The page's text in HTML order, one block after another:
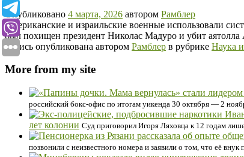
Опубликовано 4 марта, 2026 автором Рамблер
Американские и израильские военные использовали
был похищен президент Николас Мадуро и убит
Запись опубликована автором Рамблер в рубрике Наука
More from my site
российский бокс-офис по итогам уикенда 30 октября — 2
лет колонии Суд приговорил Игоря Ляховца к 12 годам
позвонили с неизвестного номера и заявили о том, что её